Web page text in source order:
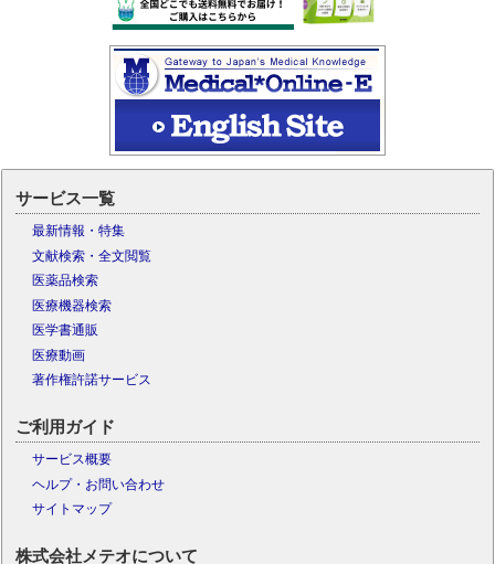
サービス一覧
最新情報・特集
文献検索・全文閲覧
医薬品検索
医療機器検索
医学書通販
医療動画
著作権許諾サービス
ご利用ガイド
サービス概要
ヘルプ・お問い合わせ
サイトマップ
株式会社メテオについて